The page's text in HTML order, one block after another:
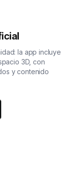
la app incluye
3D, con
y contenido